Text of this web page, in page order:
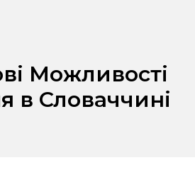
Можливості
в Словаччині